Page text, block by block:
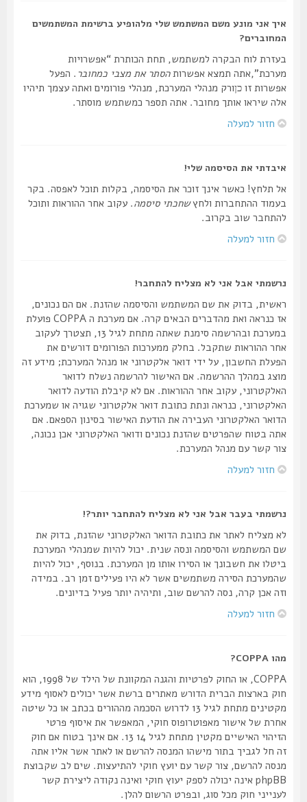
איך אני מונע משם המשתמש שלי מלהופיע ברשימת המשתמשים
המחוברים?
בעזרת לוח הבקרה למשתמש, תחת הכותרת “אפשרויות
מערכת”,אתה תמצא אפשרותהסתר את מצבי כמחובר. הפעל
אפשרות זוכןורק מנהלי המערכת, מנהלי פורומים ואתה עצמך תיהיו
אלה שיראו אותך מחובר. אתה תספר כמשתמש מוסתר.
חזור למעלה
איבדתי את הסיסמה שלי!
אל תלחץ! כאשר אינך זוכר את הסיסמה, בקלות תוכל לאפסה. בקר
בעמוד ההתחברות ולחץשחכתי סיסמה. עקוב אחר ההוראות ותוכל
להתחבר שוב בקרוב.
חזור למעלה
נרשמתי אבל אני לא מצליח להתחבר!
ראשית, בדוק את שם המשתמש והסיסמה שהזנת. אם הם נכונים,
אז כנראה ואת מהדברים הבאים קרה. אם מערכת ה COPPA פועלת
במערכת ובהרשמה סימנת שאתה מתחת לגיל 13, תצטרך לעקוב
אחר ההוראות שתקבל. בחלק ממערכות הפורומים דורשים את
הפעלת החשבון, על ידי דואר אלקטרוני או מנהל המערכת; מידע זה
מוצג במהלך ההרשמה. אם האישור להרשמה נשלח לדואר
האלקטרוני, עקוב אחר ההוראות. אם לא קיבלת הודעה לדואר
האלקטרוני, כנראה ונתת כתובת דואר אלקטרוני שגויה או שמערכת
הדואר האלקטרוני העבירה את הודעת האישור בסינון הספאם. אם
אתה בטוח שהפרטים שהזנת נכונים ודואר האלקטרוני אכן נכונה,
צור קשר עם מנהל המערכת.
חזור למעלה
נרשמתי בעבר אבל אני לא מצליח להתחבר יותר?!
לא מצליח לאתר את כתובת הדואר האלקטרוני שהזנת, בדוק את
שם המשתמש והסיסמה ונסה שנית. יכול להיות שמנהלי המערכת
ביטלו את חשבונך או הסירו אותו מן המערכת. בנוסף, יכול להיות
שהמערכת הסירה משתמשים אשר לא היו פעילים זמן רב. במידה
וזה אכן קרה, נסה להרשם שוב, ותיהיה יותר פעיל בדיונים.
חזור למעלה
COPPA, או החוק לפרטיות והגנה המקוונת של הילד של 1998, הוא
חוק בארצות הברית הדורש מאתרים ברשת אשר יכולים לאסוף מידע
מקטינים מתחת לגיל 13 לדרוש הסכמה מההורים בכתב או כל שיטה
אחרת של אישור מאפוטרופוס חוקי, המאפשר את איסוף פרטי
הזיהוי האישיים מקטין מתחת לגיל 14 13. אם אינך בטוח אם חוק
זה חל לגביך בתור מישהו המנסה להרשם או לאתר אשר אליו אתה
מנסה להרשם, צור קשר עם יועץ חוקי להתיעצות. שים לב שקבוצת
phpBB אינה יכולה לספק יעוץ חוקי ואינה נקודה ליצירת קשר
לענייני חוק מכל סוג, ובפרט הרשום להלן.